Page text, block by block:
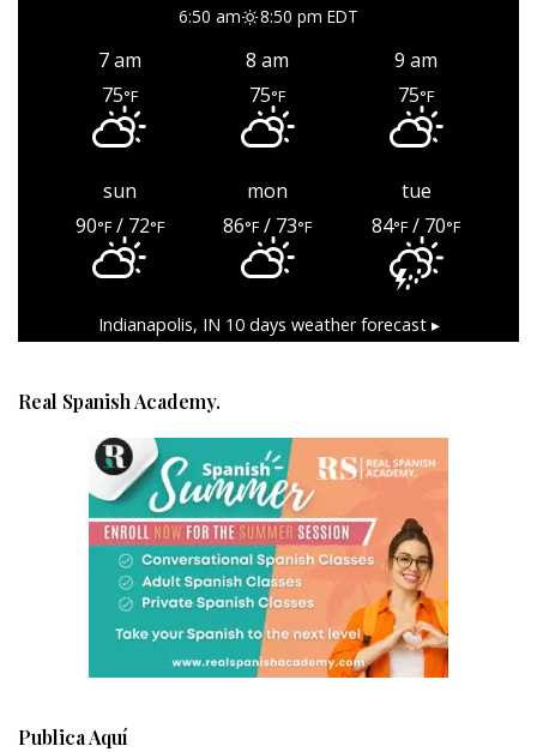
6:50 am 8:50 pm EDT
7 am 8 am
9 am
75°F 75°F 75°F
sun mon
tue
90°F/ 72°F 86°F/ 73°F 84°F/ 70°F
Indianapolis, IN 10 days weather forecast ▸
Real Spanish Academy.
Publica Aquí